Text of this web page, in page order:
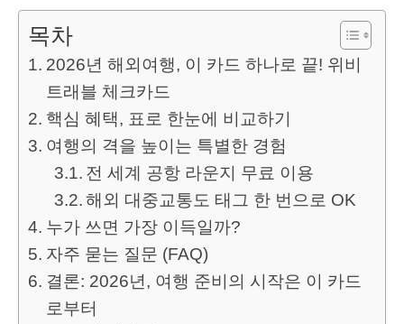
목차
2026년 해외여행, 이 카드 하나로 끝! 위비
트래블 체크카드
핵심 혜택, 표로 한눈에 비교하기
여행의 격을 높이는 특별한 경험
전 세계 공항 라운지 무료 이용
해외 대중교통도 태그 한 번으로 OK
누가 쓰면 가장 이득일까?
자주 묻는 질문 (FAQ)
결론: 2026년, 여행 준비의 시작은 이 카드
로부터